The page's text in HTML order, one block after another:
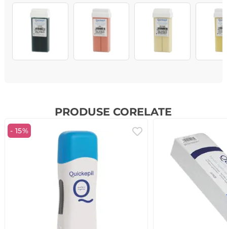
PRODUSE CORELATE
- 15%